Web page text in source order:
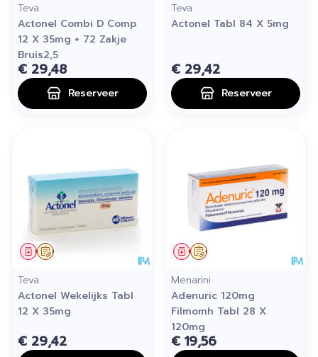
Teva
Actonel Combi D Comp
12 X 35mg + 72 Zakje
Bruis2,5
€ 29,48
Reserveer
Teva
Actonel Tabl 84 X 5mg
€ 29,42
Reserveer
Op voorschrift
Geneesmiddel
Teva
Actonel Wekelijks Tabl
12 X 35mg
€ 29,42
Op voorschrift
Geneesmiddel
Menarini
Adenuric 120mg
Filmomh Tabl 28 X
120mg
€ 19,56